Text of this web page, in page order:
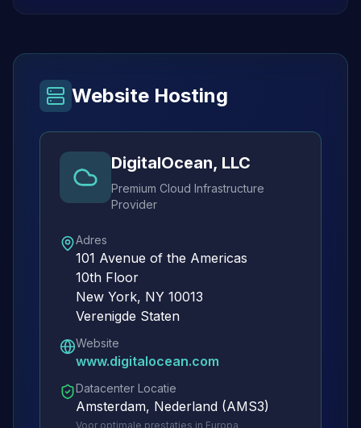
Website Hosting
DigitalOcean, LLC
Premium Cloud Infrastructure
Provider
Adres
101 Avenue of the Americas
10th Floor
New York, NY 10013
Verenigde Staten
Website
www.digitalocean.com
Datacenter Locatie
Amsterdam, Nederland (AMS3)
Voor optimale prestaties in Europa